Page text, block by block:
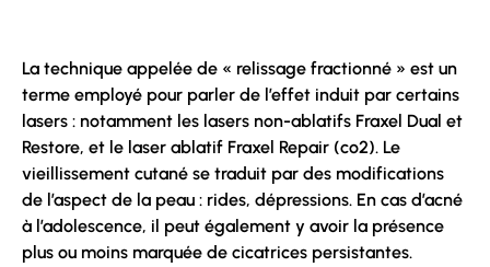
La technique appelée de « relissage fractionné » est un
terme employé pour parler de l’effet induit par certains
lasers : notamment les lasers non-ablatifs Fraxel Dual et
Restore, et le laser ablatif Fraxel Repair (co2). Le
vieillissement cutané se traduit par des modifications
de l’aspect de la peau : rides, dépressions. En cas d’acné
à l’adolescence, il peut également y avoir la présence
plus ou moins marquée de cicatrices persistantes.